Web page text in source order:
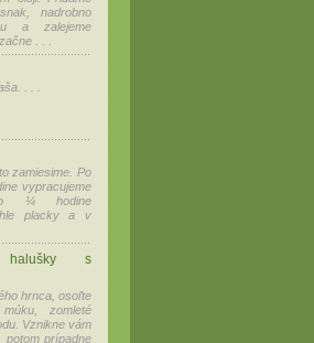
nadrobno
a zalejeme
. . .
. . .
zamiesime. Po
vypracujeme
¼ hodine
placky a v
halušky s
hrnca, osoľte
zomleté
Vznikne vám
potom prípadne